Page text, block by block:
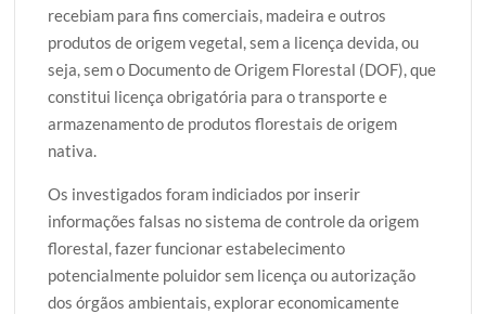
recebiam para fins comerciais, madeira e outros
produtos de origem vegetal, sem a licença devida, ou
seja, sem o Documento de Origem Florestal (DOF), que
constitui licença obrigatória para o transporte e
armazenamento de produtos florestais de origem
nativa.
Os investigados foram indiciados por inserir
informações falsas no sistema de controle da origem
florestal, fazer funcionar estabelecimento
potencialmente poluidor sem licença ou autorização
dos órgãos ambientais, explorar economicamente